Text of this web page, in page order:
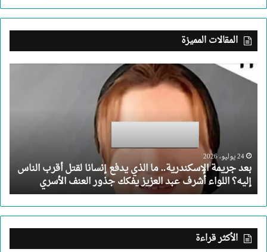
المقالات المميزة
بعد
جريمة
لقتل
أقرب
الناس
إليه؟
اللواء
أشرف
عبد
العزيز
24 يوليو، 2026
بعد جريمة الإسكندرية.. ما الذي يدفع إنسانا لقتل أقرب الناس
إليه؟ اللواء أشرف عبد العزيز يفكك جذور العنف الأسري
الأكثر قراءة